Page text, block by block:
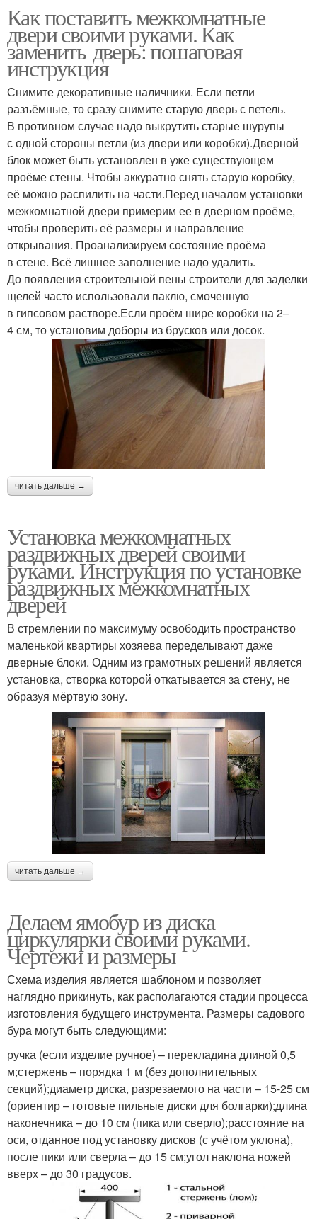
Как поставить межкомнатные
двери своими руками. Как
заменить дверь: пошаговая
инструкция
Снимите декоративные наличники. Если петли
разъёмные, то сразу снимите старую дверь с петель.
В противном случае надо выкрутить старые шурупы
с одной стороны петли (из двери или коробки).Дверной
блок может быть установлен в уже существующем
проёме стены. Чтобы аккуратно снять старую коробку,
её можно распилить на части.Перед началом установки
межкомнатной двери примерим ее в дверном проёме,
чтобы проверить её размеры и направление
открывания. Проанализируем состояние проёма
в стене. Всё лишнее заполнение надо удалить.
До появления строительной пены строители для заделки
щелей часто использовали паклю, смоченную
в гипсовом растворе.Если проём шире коробки на 2–
4 см, то установим доборы из брусков или досок.
читать дальше →
Установка межкомнатных
раздвижных дверей своими
руками. Инструкция по установке
раздвижных межкомнатных
дверей
В стремлении по максимуму освободить пространство
маленькой квартиры хозяева переделывают даже
дверные блоки. Одним из грамотных решений является
установка, створка которой откатывается за стену, не
образуя мёртвую зону.
читать дальше →
Делаем ямобур из диска
циркулярки своими руками.
Чертежи и размеры
Схема изделия является шаблоном и позволяет
наглядно прикинуть, как располагаются стадии процесса
изготовления будущего инструмента. Размеры садового
бура могут быть следующими:
ручка (если изделие ручное) – перекладина длиной 0,5
м;стержень – порядка 1 м (без дополнительных
секций);диаметр диска, разрезаемого на части – 15-25 см
(ориентир – готовые пильные диски для болгарки);длина
наконечника – до 10 см (пика или сверло);расстояние на
оси, отданное под установку дисков (с учётом уклона),
после пики или сверла – до 15 см;угол наклона ножей
вверх – до 30 градусов.